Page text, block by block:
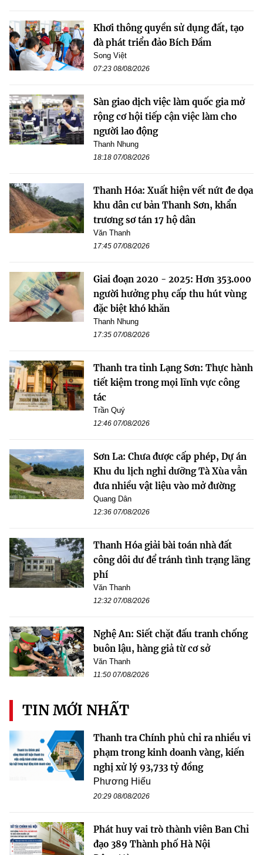
Khơi thông quyền sử dụng đất, tạo
đà phát triển đảo Bích Đầm
Song Việt
07:23 08/08/2026
Sàn giao dịch việc làm quốc gia mở
rộng cơ hội tiếp cận việc làm cho
người lao động
Thanh Nhung
18:18 07/08/2026
Thanh Hóa: Xuất hiện vết nứt đe dọa
khu dân cư bản Thanh Sơn, khẩn
trương sơ tán 17 hộ dân
Văn Thanh
17:45 07/08/2026
Giai đoạn 2020 - 2025: Hơn 353.000
người hưởng phụ cấp thu hút vùng
đặc biệt khó khăn
Thanh Nhung
17:35 07/08/2026
Thanh tra tỉnh Lạng Sơn: Thực hành
tiết kiệm trong mọi lĩnh vực công
tác
Trần Quý
12:46 07/08/2026
Sơn La: Chưa được cấp phép, Dự án
Khu du lịch nghỉ dưỡng Tà Xùa vẫn
đưa nhiều vật liệu vào mở đường
Quang Dân
12:36 07/08/2026
Thanh Hóa giải bài toán nhà đất
công dôi dư để tránh tình trạng lãng
phí
Văn Thanh
12:32 07/08/2026
Nghệ An: Siết chặt đấu tranh chống
buôn lậu, hàng giả từ cơ sở
Văn Thanh
11:50 07/08/2026
TIN MỚI NHẤT
Thanh tra Chính phủ chỉ ra nhiều vi
phạm trong kinh doanh vàng, kiến
nghị xử lý 93,733 tỷ đồng
Phương Hiếu
20:29 08/08/2026
Phát huy vai trò thành viên Ban Chỉ
đạo 389 Thành phố Hà Nội